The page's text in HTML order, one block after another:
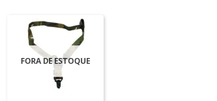
FORA DE ESTOQUE